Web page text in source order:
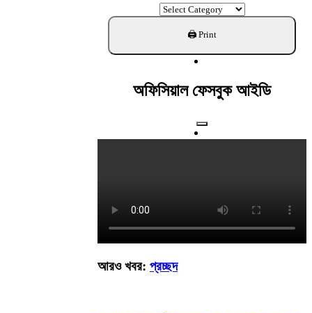
ক্যাটাগরি
খুঁজুন
অফিসিয়াল ফেসবুক আইডি
আরও খবর: প্রচ্ছদ